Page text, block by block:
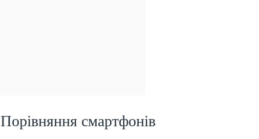
Порівняння смартфонів